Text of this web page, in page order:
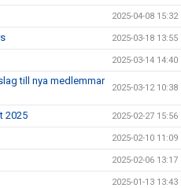
2025-04-08 15:32
2025-03-18 13:55
2025-03-14 14:40
till nya medlemmar
2025-03-12 10:38
2025 2025-02-27 15:56
2025-02-10 11:09
2025-02-06 13:17
2025-01-13 13:43